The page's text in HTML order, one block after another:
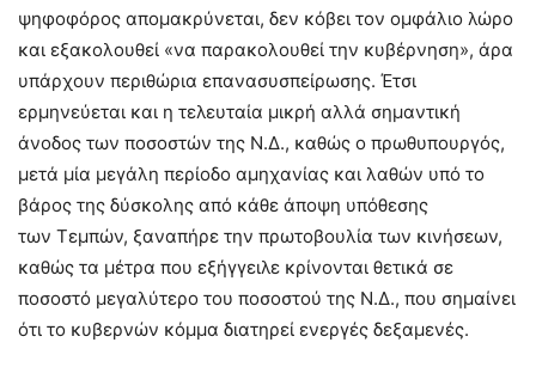
ψηφοφόρος απομακρύνεται, δεν κόβει τον ομφάλιο λώρο
και εξακολουθεί «να παρακολουθεί την κυβέρνηση», άρα
υπάρχουν περιθώρια επανασυσπείρωσης. Έτσι
ερμηνεύεται και η τελευταία μικρή αλλά σημαντική
άνοδος των ποσοστών της Ν.Δ., καθώς ο πρωθυπουργός,
μετά μία μεγάλη περίοδο αμηχανίας και λαθών υπό το
βάρος της δύσκολης από κάθε άποψη υπόθεσης
των Τεμπών, ξαναπήρε την πρωτοβουλία των κινήσεων,
καθώς τα μέτρα που εξήγγειλε κρίνονται θετικά σε
ποσοστό μεγαλύτερο του ποσοστού της Ν.Δ., που σημαίνει
ότι το κυβερνών κόμμα διατηρεί ενεργές δεξαμενές.